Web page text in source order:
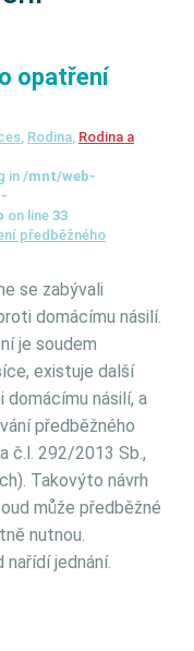
opatření
, Rodina, Rodina a
in/mnt/web-
on line 33
předběžného
se zabývali
domácímu násilí.
je soudem
existuje další
násilí, a
předběžného
č.l. 292/2013 Sb.,
Takovýto návrh
může předběžné
nutnou.
nařídí jednání.